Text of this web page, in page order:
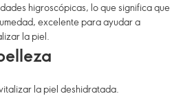
higroscópicas, lo que significa que
excelente para ayudar a
la piel.
la piel deshidratada.